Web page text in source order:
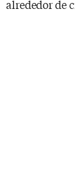
alrededor de